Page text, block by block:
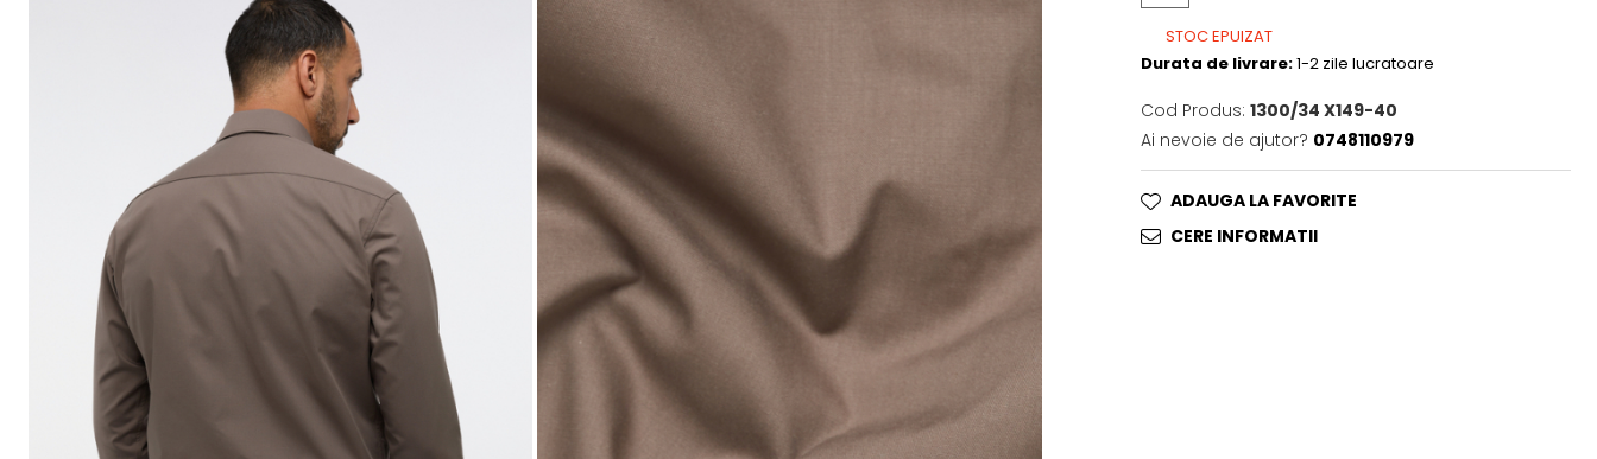
STOC EPUIZAT
Durata de livrare:1-2 zile lucratoare
Cod Produs: 1300/34 X149-40
Ai nevoie de ajutor? 0748110979
ADAUGA LA FAVORITE
CERE INFORMATII